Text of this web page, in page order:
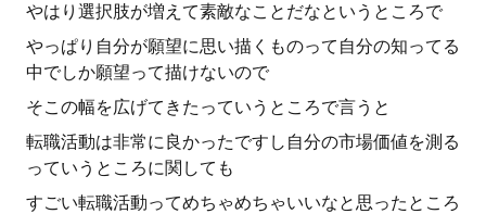
やはり選択肢が増えて素敵なことだなというところで
やっぱり自分が願望に思い描くものって自分の知ってる
中でしか願望って描けないので
そこの幅を広げてきたっていうところで言うと
転職活動は非常に良かったですし自分の市場価値を測る
っていうところに関しても
すごい転職活動ってめちゃめちゃいいなと思ったところ